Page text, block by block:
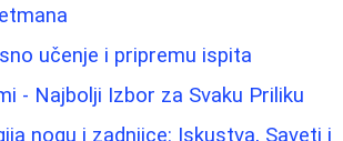
učenje i pripremu ispita
- Najbolji Izbor za Svaku Priliku
nogu i zadnjice: Iskustva, Saveti i